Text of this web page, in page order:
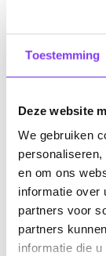
Toestemming
Deze website
We gebruiken
en om ons
informatie over
partners voor
partners
informatie die